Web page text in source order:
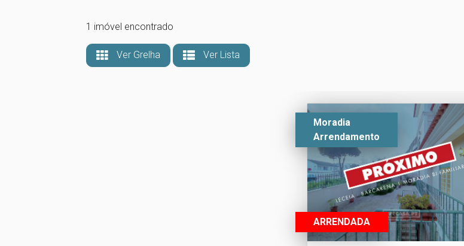
1 imóvel encontrado
Ver Grelha Ver Lista
Moradia
Arrendamento
ARRENDADA